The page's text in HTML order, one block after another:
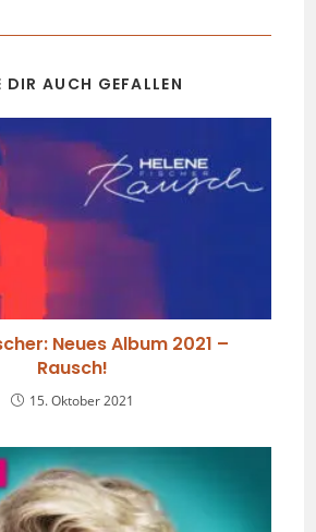
DIR AUCH GEFALLEN
Neues Album 2021 –
Rausch!
15. Oktober 2021